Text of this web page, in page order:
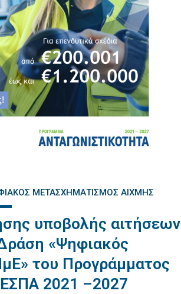
ΜΕΤΑΣΧΗΜΑΤΙΣΜΌΣ ΑΙΧΜΉΣ
υποβολής αιτήσεων
«Ψηφιακός
του Προγράμματος
2021 –2027